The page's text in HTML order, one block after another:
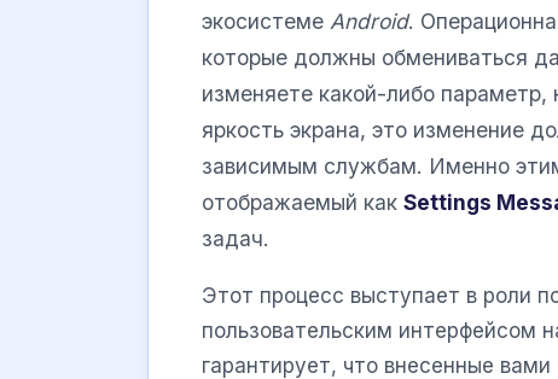
экосистеме Android.
которые должны обмениваться
изменяете какой-либо
яркость экрана, это изменение
зависимым службам. Именно
отображаемый как Settings
задач.
Этот процесс выступает в роли
пользовательским интерфейсом
гарантирует, что внесенные